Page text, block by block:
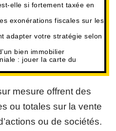
elle si fortement taxée en
exonérations fiscales sur les
adapter votre stratégie selon
bien immobilier
: jouer la carte du
mesure offrent des
ou totales sur la vente
ou de sociétés.